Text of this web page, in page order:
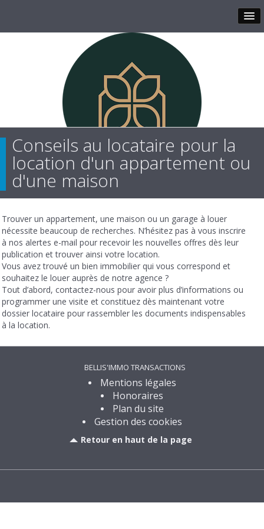
Conseils au locataire pour la
location d'un appartement ou
d'une maison
Trouver un appartement, une maison ou un garage à louer
nécessite beaucoup de recherches. N’hésitez pas à vous inscrire
à nos alertes e-mail pour recevoir les nouvelles offres dès leur
publication et trouver ainsi votre location.
Vous avez trouvé un bien immobilier qui vous correspond et
souhaitez le louer auprès de notre agence ?
Tout d’abord, contactez-nous pour avoir plus d’informations ou
programmer une visite et constituez dès maintenant votre
dossier locataire pour rassembler les documents indispensables
à la location.
BELLIS'IMMO TRANSACTIONS
Mentions légales
Honoraires
Plan du site
Gestion des cookies
Retour en haut de la page